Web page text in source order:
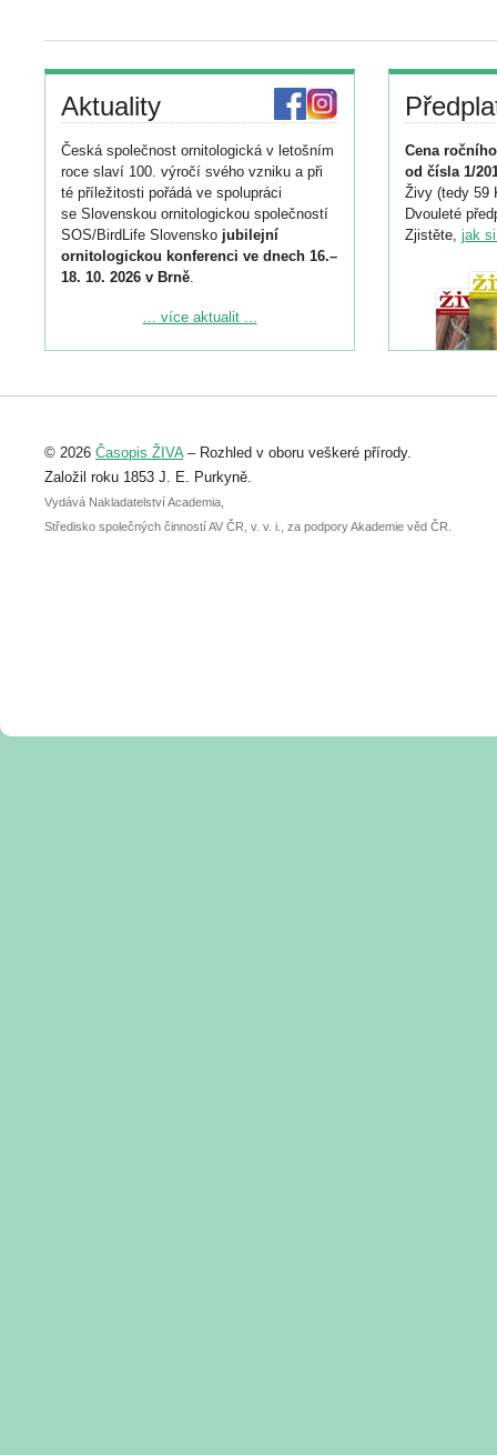
Aktuality
Česká společnost ornitologická v letošním
roce slaví 100. výročí svého vzniku a při
té příležitosti pořádá ve spolupráci
se Slovenskou ornitologickou společností
SOS/BirdLife Slovensko jubilejní
ornitologickou konferenci ve dnech 16.–
18. 10. 2026 v Brně.
Podrobnější informace ke konferenci
Registrovat se můžete do 6. září.
abstraktu přihlášené přednášky nebo
posteru je už 30. června.
... více aktualit ...
Cena
od čísla 1/
Živy (tedy 59
Dvouleté
Zjistěte, jak
© 2026 Časopis ŽIVA– Rozhled v oboru veškeré přírody.
Založil roku 1853 J. E. Purkyně.
Vydává Nakladatelství Academia,
Středisko společných činností AV ČR, v. v. i., za podpory Akademie věd ČR.